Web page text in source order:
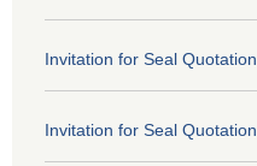
Invitation for Seal Quotation
Invitation for Seal Quotation